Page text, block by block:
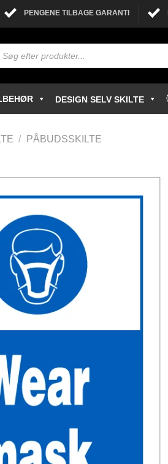
PENGENE TILBAGE GARANTI
DESIGN SELV SKILTE
/ PÅBUDSSKILTE